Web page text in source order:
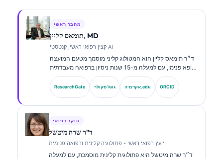
מחבר ראשי
תומאס קליין, MD
קצין רפואי ראשי, קנטסטי AI
ד״ר תומאס קליין הוא המטולוג קליני מוסמך מטעם המועצה
ורופא פנימי, עם למעלה מ-15 שנות ניסיון ברפואה מעבדתית
ובניתוח קליני בסיוע בינה מלאכותית. כמנהל הרפואה הראשי
ב-Kantesti AI, הוא מספק פיקוח קליני על הדיוק הרפואי של
רשת הנוירונים הקניינית. ד״ר קליין פרסם רבות בנושאי
ResearchGate גוגל סקולר אקדמיה.edu ORCID
סוקר רפואי
ד"ר שרה מיטשל
יועץ רפואי ראשי - פתולוגיה קלינית ורפואה פנימית
ד״ר שרה מיטשל היא פתולוגית קלינית מוסמכת, עם למעלה